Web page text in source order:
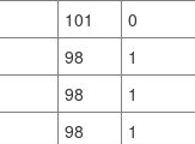
101 0
98 1
98 1
98 1